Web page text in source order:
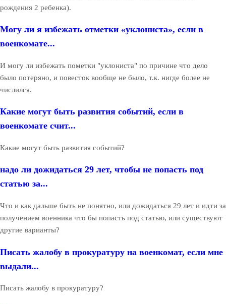
рождения 2 ребенка).
Могу ли я избежать отметки «уклониста», если в
военкомате...
И могу ли избежать пометки "уклониста" по причине что дело
было потеряно, и повесток вообще не было, т.к. нигде более не
числился.
Какие могут быть развития событий, если в
военкомате счит...
Какие могут быть развития событий?
надо ли дожидаться 29 лет, чтобы не попасть под
статью за...
Что и как дальше быть не понятно, или дожидаться 29 лет и идти за
получением военника что бы попасть под статью, или существуют
другие варианты?
Писать жалобу в прокуратуру на военкомат, если мне
выдали...
Писать жалобу в прокуратуру?